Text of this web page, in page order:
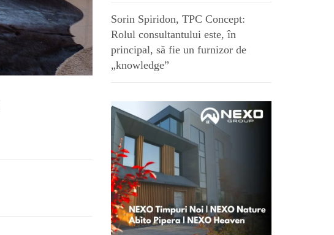
Sorin Spiridon, TPC Concept:
Rolul consultantului este, în
principal, să fie un furnizor de
„knowledge”